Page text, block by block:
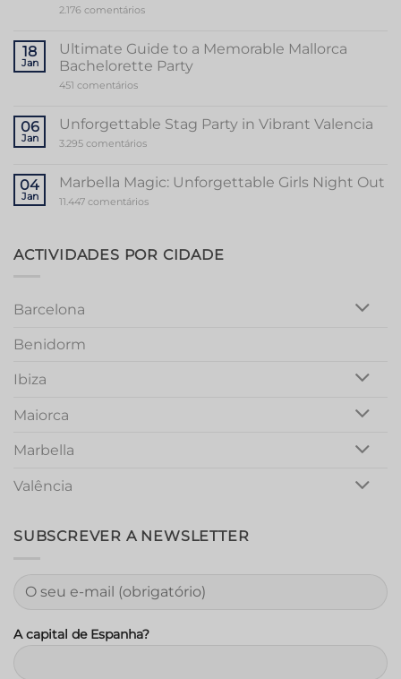
2.176 comentáriosem
Sensational
World
of
18
Jan
Ultimate Guide to a Memorable Mallorca
Bachelorette Party
451 comentáriosem
to
a
Memorable
Party
06
Jan
Unforgettable Stag Party in Vibrant Valencia
3.295 comentáriosem
Party
in
Vibrant
04
Jan
Marbella Magic: Unforgettable Girls Night Out
11.447 comentáriosem
Girls
Night
ACTIVIDADES POR CIDADE
Barcelona
Benidorm
Ibiza
Maiorca
Marbella
Valência
SUBSCREVER A NEWSLETTER
A capital de Espanha?